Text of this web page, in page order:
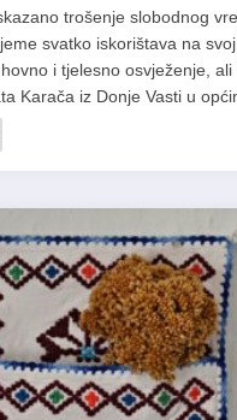
trošenje slobodnog
svatko iskorištava na
i tjelesno osvježenje, ali
Karača iz Donje Vasti u